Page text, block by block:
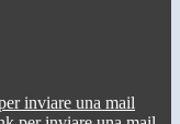
inviare una mail